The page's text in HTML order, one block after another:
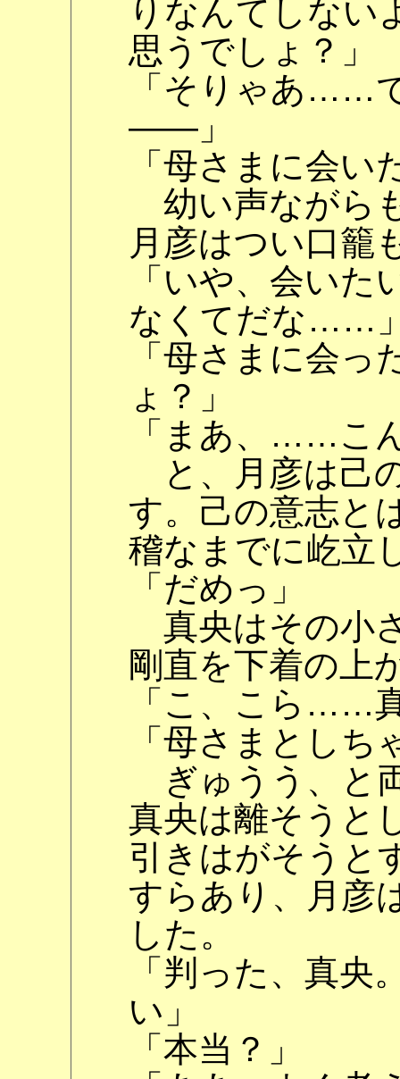
りなんてしない
思うでしょ？」
「そりゃあ……
――」
「母さまに会い
幼い声ながら
月彦はつい口籠
「いや、会い
なくてだな……
「母さまに会
ょ？」
「まあ、……こ
と、月彦は己
す。己の意志と
稽なまでに屹立
「だめっ」
真央はその小
剛直を下着の上
「こ、こら……
「母さまとしち
ぎゅうう、と
真央は離そうと
引きはがそうと
すらあり、月彦
した。
「判った、真央
い」
「本当？」